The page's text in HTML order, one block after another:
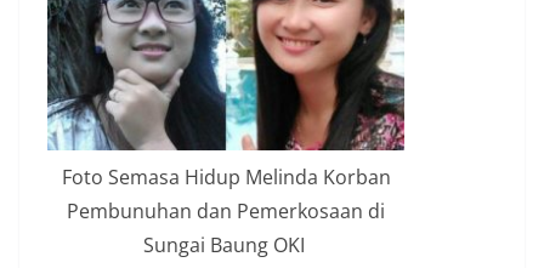
Foto Semasa Hidup Melinda Korban
Pembunuhan dan Pemerkosaan di
Sungai Baung OKI